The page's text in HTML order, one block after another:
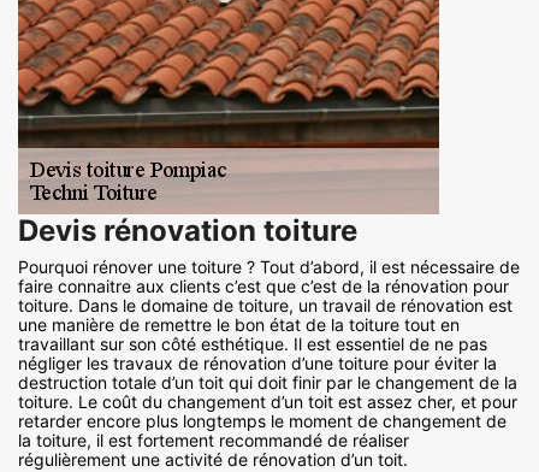
Devis rénovation toiture
Pourquoi rénover une toiture ? Tout d’abord, il est nécessaire de
faire connaitre aux clients c’est que c’est de la rénovation pour
toiture. Dans le domaine de toiture, un travail de rénovation est
une manière de remettre le bon état de la toiture tout en
travaillant sur son côté esthétique. Il est essentiel de ne pas
négliger les travaux de rénovation d’une toiture pour éviter la
destruction totale d’un toit qui doit finir par le changement de la
toiture. Le coût du changement d’un toit est assez cher, et pour
retarder encore plus longtemps le moment de changement de
la toiture, il est fortement recommandé de réaliser
régulièrement une activité de rénovation d’un toit.